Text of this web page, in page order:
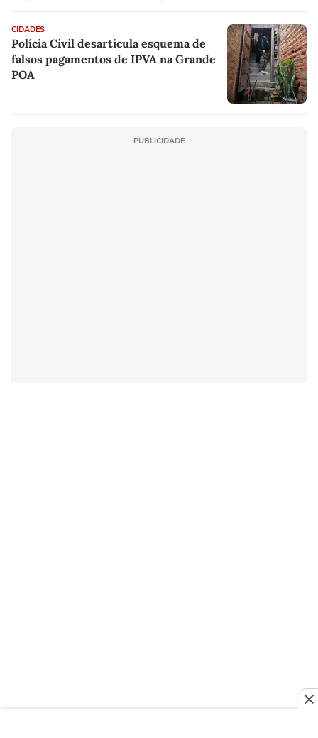
CIDADES
Polícia Civil desarticula esquema de
falsos pagamentos de IPVA na Grande
POA
PUBLICIDADE